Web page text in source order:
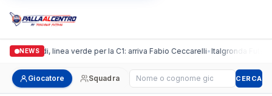
NEWS
Casalguidi, linea verde per la C1: arriva Fabio Ceccarelli•Italgronda Futsal
Giocatore Squadra Cerca giocatore CERCA